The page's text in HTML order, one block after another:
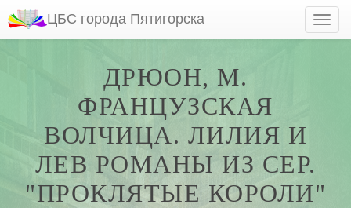
ЦБС города Пятигорска
ДРЮОН, М.
ФРАНЦУЗСКАЯ
ВОЛЧИЦА. ЛИЛИЯ И
ЛЕВ РОМАНЫ ИЗ СЕР.
"ПРОКЛЯТЫЕ КОРОЛИ"